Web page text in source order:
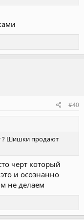
#40
? Шишки продают
черт который
и осознанно
не делаем